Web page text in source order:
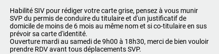
Habilité SIV pour rédiger votre carte grise, pensez à vous munir
SVP du permis de conduire du titulaire et d'un justificatif de
domicile de moins de 6 mois au même nom et si co-titulaire en sus
prévoir sa carte d'identité.
Ouverture mardi au samedi de 9h00 à 18h30, merci de bien vouloir
prendre RDV avant tous déplacements SVP.